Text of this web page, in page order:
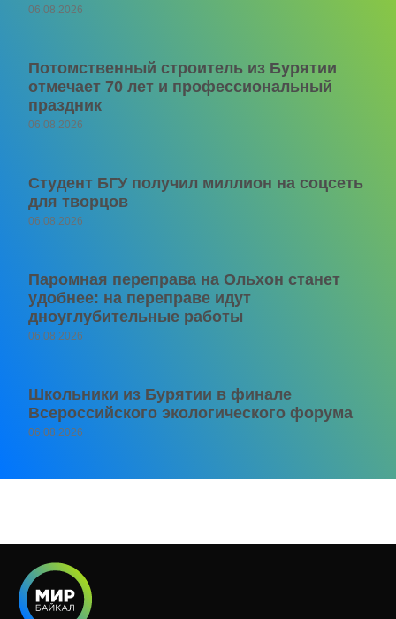
06.08.2026
Потомственный строитель из Бурятии
отмечает 70 лет и профессиональный
праздник
06.08.2026
Студент БГУ получил миллион на соцсеть
для творцов
06.08.2026
Паромная переправа на Ольхон станет
удобнее: на переправе идут
дноуглубительные работы
06.08.2026
Школьники из Бурятии в финале
Всероссийского экологического форума
06.08.2026